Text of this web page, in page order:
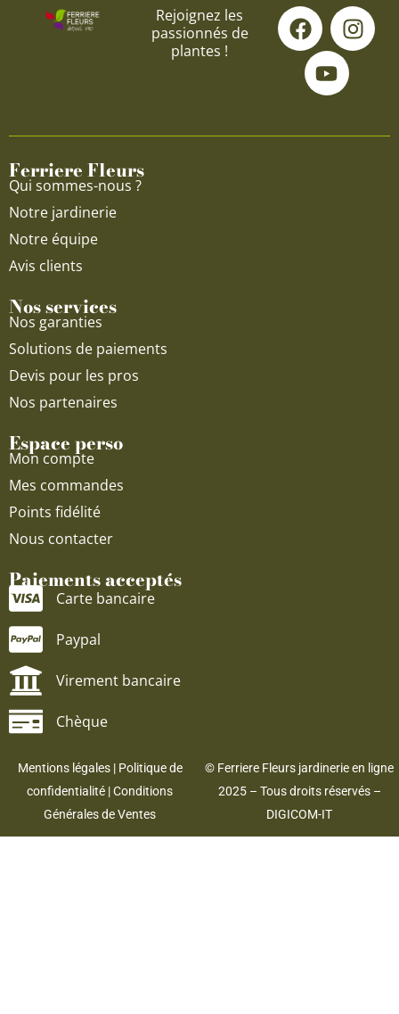
Rejoignez les
passionnés de
plantes !
F
a
c
e
o
I
n
s
g
Y
o
u
t
u
b
Ferriere Fleurs
Qui sommes-nous ?
Notre jardinerie
Notre équipe
Avis clients
Nos services
Nos garanties
Solutions de paiements
Devis pour les pros
Nos partenaires
Espace perso
Mon compte
Mes commandes
Points fidélité
Nous contacter
Paiements acceptés
Carte bancaire
Paypal
Virement bancaire
Chèque
Mentions légales| Politique de
confidentialité |Conditions
Générales de Ventes
© Ferriere Fleurs jardinerie en ligne
2025 – Tous droits réservés –
DIGICOM-IT